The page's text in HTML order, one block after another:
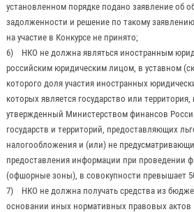
установленном порядке подано заявление об
задолженности и решение по такому
на участие в Конкурсе не принято;
6) НКО не должна являться иностранным
российским юридическим лицом, в уставном
которого доля участия иностранных
которых является государство или
утвержденный Министерством финансов
государств и территорий, предоставляющих
налогообложения и (или) не
предоставления информации при проведении
(офшорные зоны), в совокупности превышает
7) НКО не должна получать средства из
основании иных нормативных правовых актов